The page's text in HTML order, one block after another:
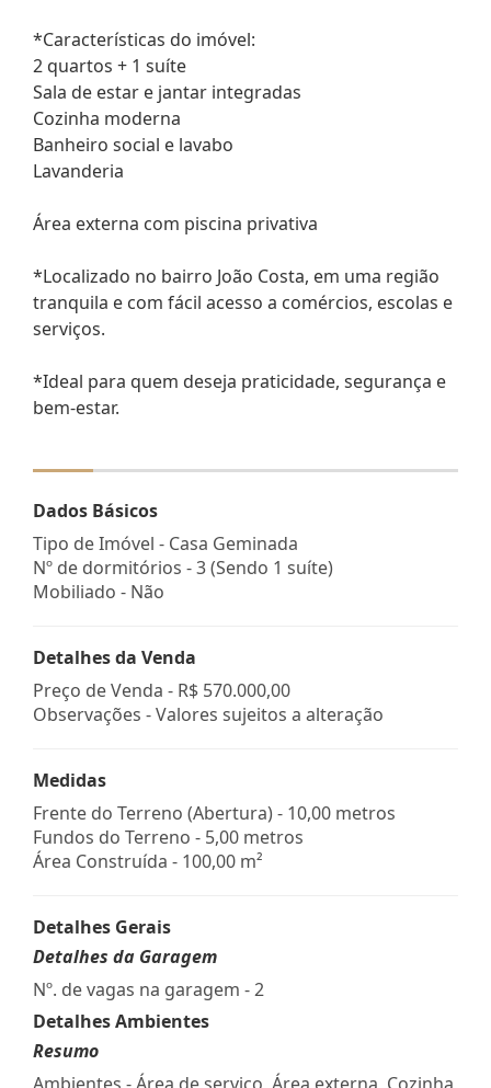
*Características do imóvel:
2 quartos + 1 suíte
Sala de estar e jantar integradas
Cozinha moderna
Banheiro social e lavabo
Lavanderia
Área externa com piscina privativa
*Localizado no bairro João Costa, em uma região
tranquila e com fácil acesso a comércios, escolas e
serviços.
*Ideal para quem deseja praticidade, segurança e
bem-estar.
Dados Básicos
Tipo de Imóvel - Casa Geminada
Nº de dormitórios - 3 (Sendo 1 suíte)
Mobiliado - Não
Detalhes da Venda
Preço de Venda - R$ 570.000,00
Observações - Valores sujeitos a alteração
Medidas
Frente do Terreno (Abertura) - 10,00 metros
Fundos do Terreno - 5,00 metros
Área Construída - 100,00 m²
Detalhes Gerais
Detalhes da Garagem
Nº. de vagas na garagem - 2
Detalhes Ambientes
Resumo